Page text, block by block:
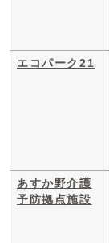
エコパーク21
あすか野介護
予防拠点施設